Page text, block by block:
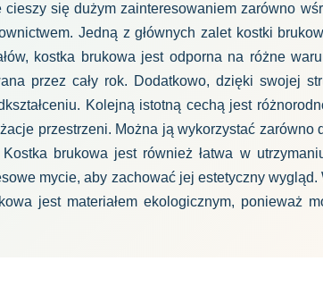
się dużym zainteresowaniem zarówno
Jedną z głównych zalet kostki
kostka brukowa jest odporna na różne
przez cały rok. Dodatkowo, dzięki swojej
Kolejną istotną cechą jest
przestrzeni. Można ją wykorzystać zarówno
brukowa jest również łatwa w
mycie, aby zachować jej estetyczny wygląd.
jest materiałem ekologicznym, ponieważ